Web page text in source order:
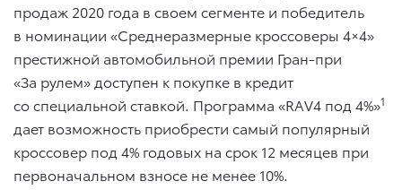
продаж 2020 года в своем сегменте и победитель
в номинации «Среднеразмерные кроссоверы 4×4»
престижной автомобильной премии Гран-при
«За рулем» доступен к покупке в кредит
со специальной ставкой. Программа «RAV4 под 4%»1
дает возможность приобрести самый популярный
кроссовер под 4% годовых на срок 12 месяцев при
первоначальном взносе не менее 10%.